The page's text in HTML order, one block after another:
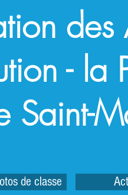
- la
Saint-
de classe